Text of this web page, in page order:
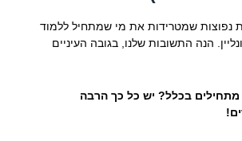
נפוצות שמטרידות את מי שמתחיל ללמוד
הנה התשובות שלנו, בגובה העיניים
מתחילים בכלל? יש כל כך הרבה